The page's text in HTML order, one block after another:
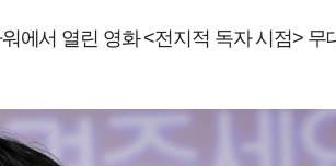
에서 열린 영화 <전지적 독자 시점> 무